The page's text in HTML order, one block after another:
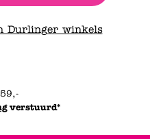
Durlinger winkels
verstuurd*